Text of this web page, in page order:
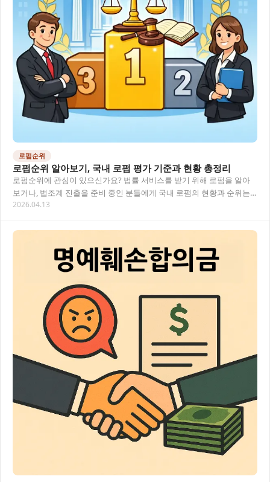
로펌순위
로펌순위 알아보기, 국내 로펌 평가 기준과 현황 총정리
로펌순위에 관심이 있으신가요? 법률 서비스를 받기 위해 로펌을 알아
보거나, 법조계 진출을 준비 중인 분들에게 국내 로펌의 현황과 순위는
중요한 정보예요. 이 글에서는 국내 대형로펌…
2026.04.13